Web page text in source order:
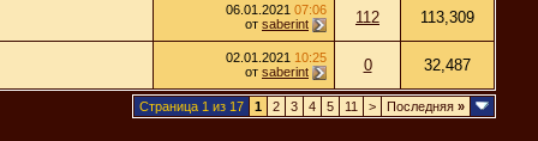
06.01.2021 07:06
от saberint 112 113,309
02.01.2021 10:25
от saberint 0 32,487
Страница 1 из 17 1 2 3 4 5 11 > Последняя »